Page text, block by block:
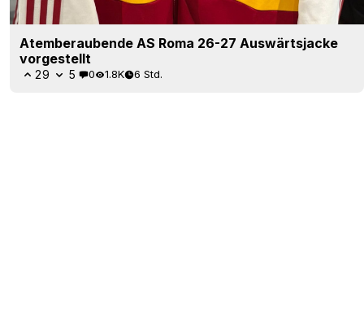
Atemberaubende AS Roma 26-27 Auswärtsjacke
vorgestellt
29 5 0 1.8K 6 Std.